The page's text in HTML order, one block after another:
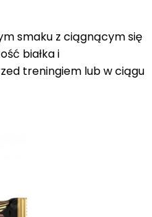
smaku z ciągnącym się
białka i
treningiem lub w ciągu